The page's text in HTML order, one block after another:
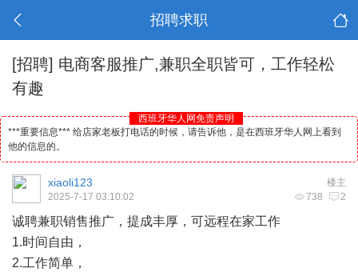
招聘求职
[招聘] 电商客服推广,兼职全职皆可，工作轻松
有趣
西班牙华人网免责声明
***重要信息*** 给店家老板打电话的时候，请告诉他，是在西班牙华人网上看到
他的信息的。
楼主
xiaoli123
738 2
2025-7-17 03:10:02
诚聘兼职销售推广，提成丰厚，可远程在家工作
1.时间自由，
2.工作简单，